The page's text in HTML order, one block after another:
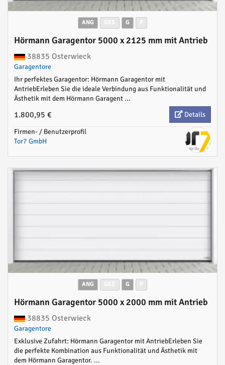
ANG G
Hörmann Garagentor 5000 x 2125 mm mit Antrieb
38835 Osterwieck
Garagentore
Ihr perfektes Garagentor: Hörmann Garagentor mit
AntriebErleben Sie die ideale Verbindung aus Funktionalität und
Ästhetik mit dem Hörmann Garagent ...
1.800,95 €
Details
Firmen- / Benutzerprofil
Tor7 GmbH
ANG G
Hörmann Garagentor 5000 x 2000 mm mit Antrieb
38835 Osterwieck
Garagentore
Exklusive Zufahrt: Hörmann Garagentor mit AntriebErleben Sie
die perfekte Kombination aus Funktionalität und Ästhetik mit
dem Hörmann Garagentor. ...